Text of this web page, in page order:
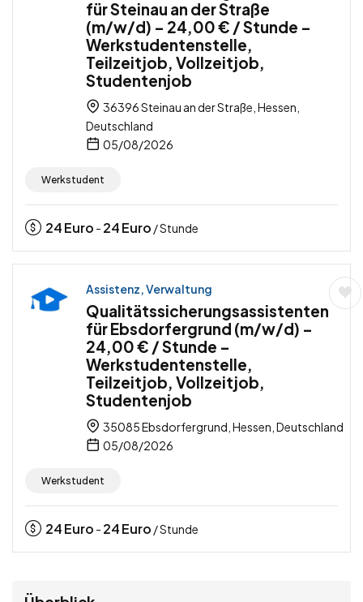
für Steinau an der Straße
(m/w/d) – 24,00 € / Stunde –
Werkstudentenstelle,
Teilzeitjob, Vollzeitjob,
Studentenjob
36396 Steinau an der Straße, Hessen,
Deutschland
05/08/2026
Werkstudent
24Euro - 24Euro / Stunde
Assistenz, Verwaltung
Qualitätssicherungsassistenten
für Ebsdorfergrund (m/w/d) –
24,00 € / Stunde –
Werkstudentenstelle,
Teilzeitjob, Vollzeitjob,
Studentenjob
35085 Ebsdorfergrund, Hessen, Deutschland
05/08/2026
Werkstudent
24Euro - 24Euro / Stunde